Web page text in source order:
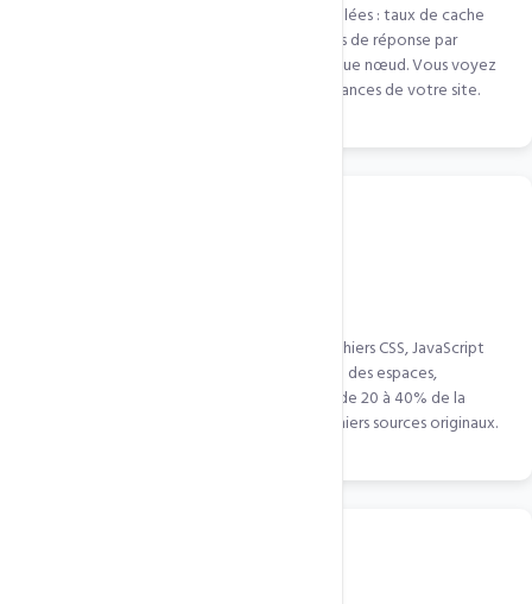
Interface QUIC.cloud avec statistiques détaillées : taux de cache
hit/miss, bande passante économisée, temps de réponse par
région, nombre de requêtes servies par chaque nœud. Vous voyez
exactement l'impact du CDN sur les performances de votre site.
QUIC.cloud minifie automatiquement vos fichiers CSS, JavaScript
et HTML lors de la distribution — suppression des espaces,
commentaires, retours à la ligne. Réduction de 20 à 40% de la
taille des fichiers texte sans modifier vos fichiers sources originaux.